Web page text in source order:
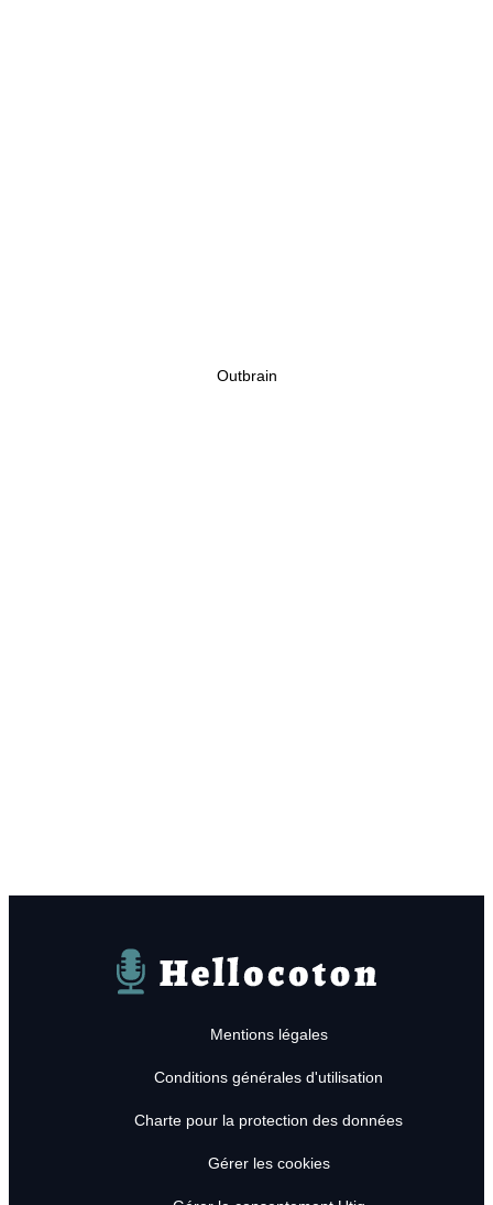
Outbrain
Hellocoton
Mentions légales
Conditions générales d'utilisation
Charte pour la protection des données
Gérer les cookies